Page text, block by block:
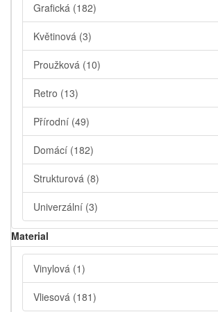
Grafická (182)
Květinová (3)
Proužková (10)
Retro (13)
Přírodní (49)
Domácí (182)
Strukturová (8)
Univerzální (3)
Material
Vinylová (1)
Vliesová (181)